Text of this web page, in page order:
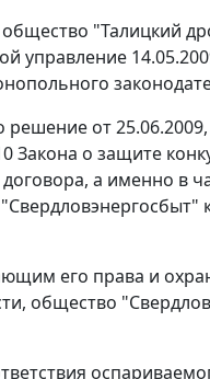
"Талицкий
управление
от
Закона о защите
а именно в
его права и
общество